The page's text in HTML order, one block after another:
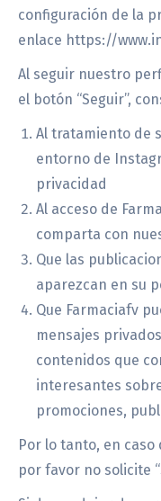
configuración de la
enlace https://
Al seguir nuestro
el botón “Seguir”,
Al tratamiento de
entorno de
privacidad
Al acceso de
comparta con
Que las
aparezcan en su
Que Farmaciafv
mensajes
contenidos que
interesantes
promociones,
Por lo tanto, en
por favor no solicite